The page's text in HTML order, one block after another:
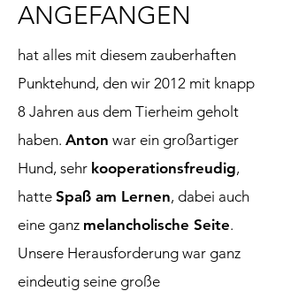
ANGEFANGEN
hat alles mit diesem zauberhaften
Punktehund, den wir 2012 mit knapp
8 Jahren aus dem Tierheim geholt
haben. Anton war ein großartiger
Hund, sehr kooperationsfreudig,
hatte Spaß am Lernen, dabei auch
eine ganz melancholische Seite.
Unsere Herausforderung war ganz
eindeutig seine große